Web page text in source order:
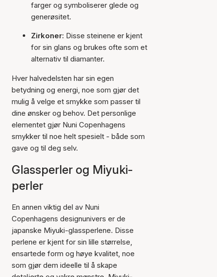
farger og symboliserer glede og
generøsitet.
Zirkoner: Disse steinene er kjent
for sin glans og brukes ofte som et
alternativ til diamanter.
Hver halvedelsten har sin egen
betydning og energi, noe som gjør det
mulig å velge et smykke som passer til
dine ønsker og behov. Det personlige
elementet gjør Nuni Copenhagens
smykker til noe helt spesielt - både som
gave og til deg selv.
Glassperler og Miyuki-
perler
En annen viktig del av Nuni
Copenhagens designunivers er de
japanske Miyuki-glassperlene. Disse
perlene er kjent for sin lille størrelse,
ensartede form og høye kvalitet, noe
som gjør dem ideelle til å skape